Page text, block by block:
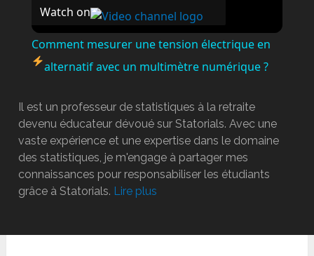
Watch on
Comment mesurer une tension électrique en
alternatif avec un multimètre numérique ?
Il est un professeur de statistiques à la retraite
devenu éducateur dévoué sur Statorials. Avec une
vaste expérience et une expertise dans le domaine
des statistiques, je m'engage à partager mes
connaissances pour responsabiliser les étudiants
grâce à Statorials. Lire plus